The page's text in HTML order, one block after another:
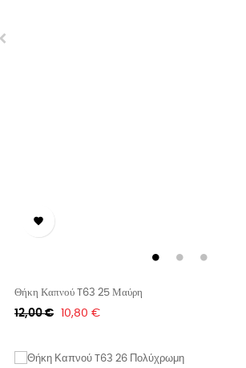

Θήκη Καπνού T63 25 Μαύρη
Κανονική
12,00 € Τιμή
10,80 €